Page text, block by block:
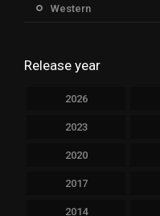
Western
Release year
2026
2023
2020
2017
2014